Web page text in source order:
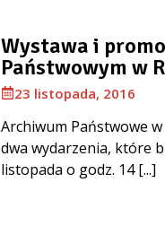
Wystawa i
Państwowym w
23 listopada, 2016
Archiwum Państwowe
dwa wydarzenia, które
listopada o godz. 14 [...]